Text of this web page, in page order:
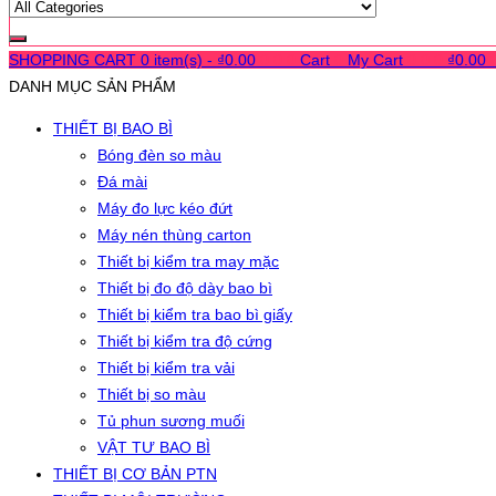
SHOPPING CART 0 item(s) - ₫0.00 Cart My Cart ₫0.00
DANH MỤC SẢN PHẨM
THIẾT BỊ BAO BÌ
Bóng đèn so màu
Đá mài
Máy đo lực kéo đứt
Máy nén thùng carton
Thiết bị kiểm tra may mặc
Thiết bị đo độ dày bao bì
Thiết bị kiểm tra bao bì giấy
Thiết bị kiểm tra độ cứng
Thiết bị kiểm tra vải
Thiết bị so màu
Tủ phun sương muối
VẬT TƯ BAO BÌ
THIẾT BỊ CƠ BẢN PTN